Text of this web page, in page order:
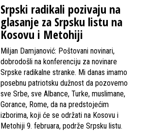
Srpski radikali pozivaju na
glasanje za Srpsku listu na
Kosovu i Metohiji
Miljan Damjanović: Poštovani novinari,
dobrodošli na konferenciju za novinare
Srpske radikalne stranke. Mi danas imamo
posebnu patriotsku dužnost da pozovemo
sve Srbe, sve Albance, Turke, muslimane,
Gorance, Rome, da na predstojećim
izborima, koji će se održati na Kosovu i
Metohiji 9. februara, podrže Srpsku listu.